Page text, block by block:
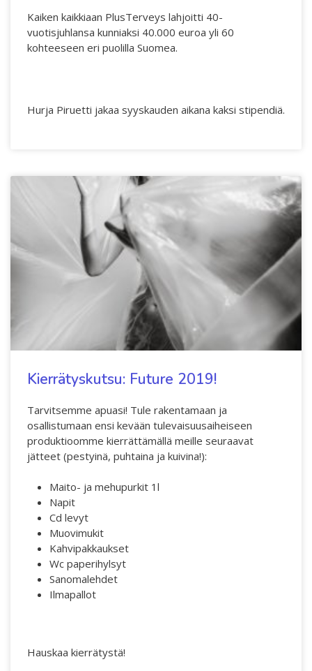
Kaiken kaikkiaan PlusTerveys lahjoitti 40-
vuotisjuhlansa kunniaksi 40.000 euroa yli 60
kohteeseen eri puolilla Suomea.
Hurja Piruetti jakaa syyskauden aikana kaksi stipendiä.
Kierrätyskutsu: Future 2019!
Tarvitsemme apuasi! Tule rakentamaan ja
osallistumaan ensi kevään tulevaisuusaiheiseen
produktioomme kierrättämällä meille seuraavat
jätteet (pestyinä, puhtaina ja kuivina!):
Maito- ja mehupurkit 1l
Napit
Cd levyt
Muovimukit
Kahvipakkaukset
Wc paperihylsyt
Sanomalehdet
Ilmapallot
Hauskaa kierrätystä!